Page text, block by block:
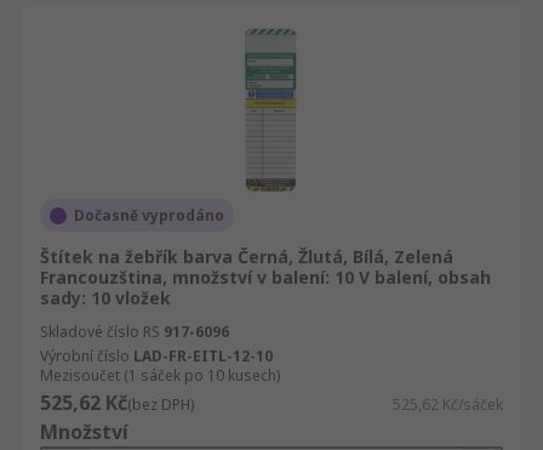
Dočasně vyprodáno
Štítek na žebřík barva Černá, Žlutá, Bílá, Zelená
Francouzština, množství v balení: 10 V balení, obsah
sady: 10 vložek
Skladové číslo RS 917-6096
Výrobní číslo LAD-FR-EITL-12-10
Mezisoučet (1 sáček po 10 kusech)
525,62 Kč(bez DPH) 525,62 Kč/sáček
Množství